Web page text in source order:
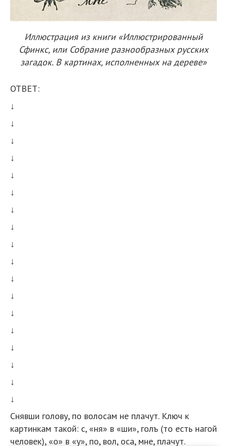
Иллюстрация из книги «Иллюстрированный
Сфинкс, или Собрание разнообразных русских
загадок. В картинах, исполненных на дереве»
ОТВЕТ:
↓
↓
↓
↓
↓
↓
↓
↓
↓
↓
↓
↓
↓
↓
↓
↓
↓
↓
Снявши голову, по волосам не плачут. Ключ к
картинкам такой: с, «ня» в «ши», голъ (то есть нагой
человек), «о» в «у», по, вол, оса, мне, плачут.